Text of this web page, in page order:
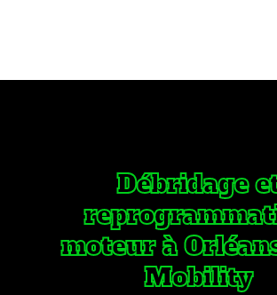
Débridage
moteur à
Mobility